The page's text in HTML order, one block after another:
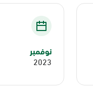
نوفمبر
2023